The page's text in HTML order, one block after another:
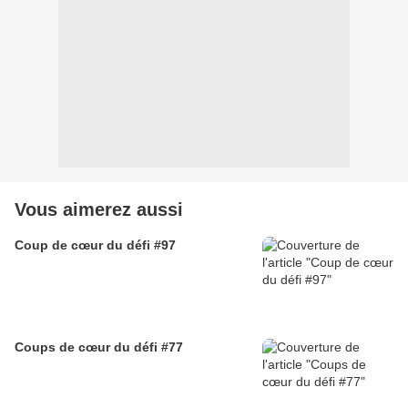
Vous aimerez aussi
Coup de cœur du défi #97
Coups de cœur du défi #77